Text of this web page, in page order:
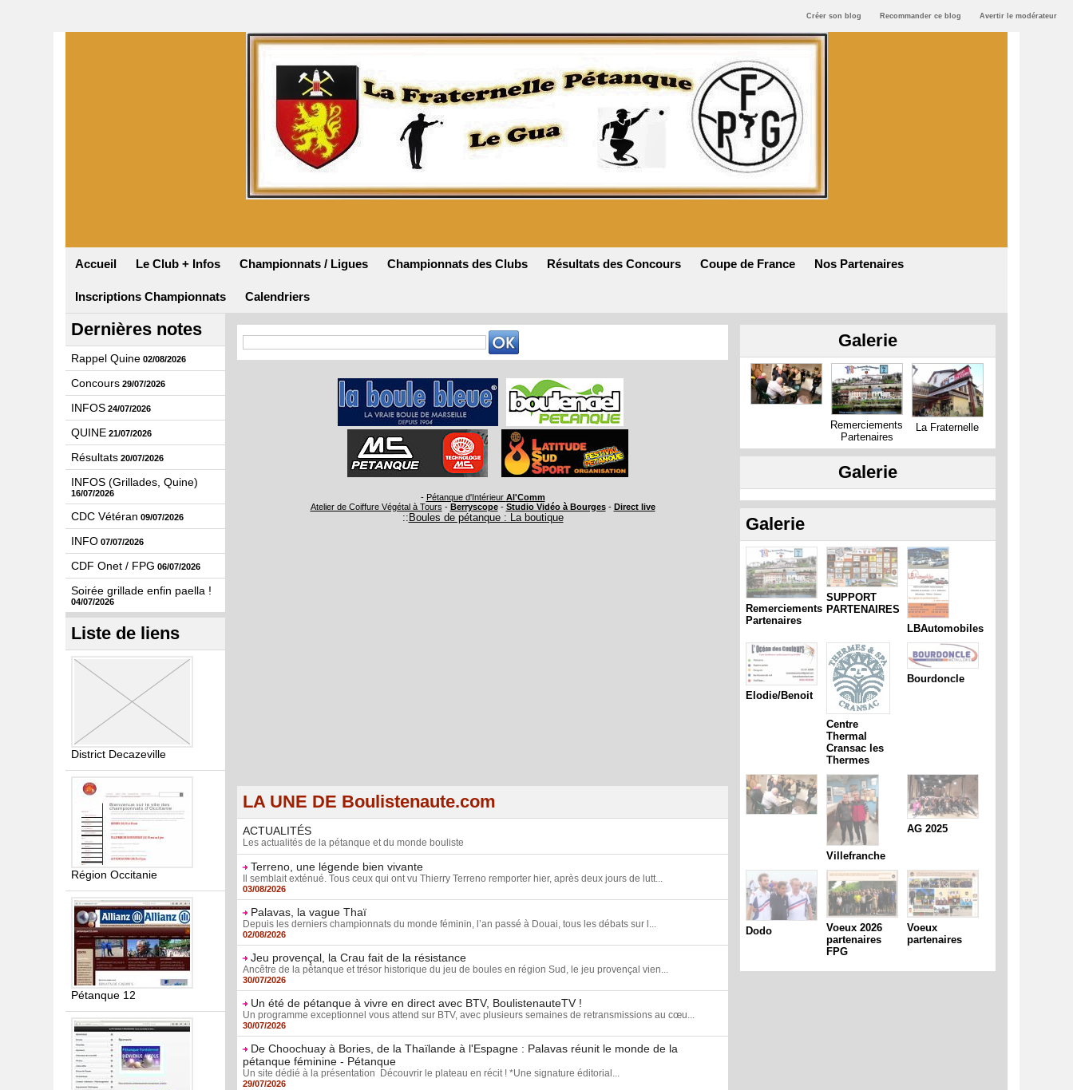
Créer son blog Recommander ce blog Avertir le modérateur
Accueil Le Club + Infos Championnats / Ligues Championnats des Clubs Résultats des Concours Coupe de France Nos Partenaires
Inscriptions Championnats Calendriers
Dernières notes
Rappel Quine 02/08/2026
Concours 29/07/2026
INFOS 24/07/2026
QUINE 21/07/2026
Résultats 20/07/2026
INFOS (Grillades, Quine)
16/07/2026
CDC Vétéran 09/07/2026
INFO 07/07/2026
CDF Onet / FPG 06/07/2026
Soirée grillade enfin paella !
04/07/2026
Liste de liens
District Decazeville
Région Occitanie
Pétanque 12
- Pétanque d'Intérieur Al'Comm
Atelier de Coiffure Végétal à Tours - Berryscope- Studio Vidéo à Bourges- Direct live
:: Boules de pétanque : La boutique
LA UNE DE Boulistenaute.com
ACTUALITÉS
Les actualités de la pétanque et du monde bouliste
Terreno, une légende bien vivante
Il semblait exténué. Tous ceux qui ont vu Thierry Terreno remporter hier, après deux jours de lutt...
03/08/2026
Palavas, la vague Thaï
Depuis les derniers championnats du monde féminin, l’an passé à Douai, tous les débats sur l...
02/08/2026
Jeu provençal, la Crau fait de la résistance
Ancêtre de la pétanque et trésor historique du jeu de boules en région Sud, le jeu provençal vien...
30/07/2026
Un été de pétanque à vivre en direct avec BTV, BoulistenauteTV !
Un programme exceptionnel vous attend sur BTV, avec plusieurs semaines de retransmissions au cœu...
30/07/2026
De Choochuay à Bories, de la Thaïlande à l'Espagne : Palavas réunit le monde de la
pétanque féminine - Pétanque
Un site dédié à la présentation Découvrir le plateau en récit ! *Une signature éditorial...
29/07/2026
Galerie
Remerciements
Partenaires
La Fraternelle
Galerie
Galerie
Remerciements
Partenaires
SUPPORT
PARTENAIRES
LBAutomobiles
Elodie/Benoit
Centre
Thermal
Cransac les
Thermes
Bourdoncle
Villefranche
AG 2025
Dodo
Voeux 2026
partenaires
FPG
Voeux
partenaires